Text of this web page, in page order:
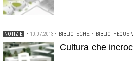
NOTIZIE • 10.07.2013 • BIBLIOTECHE • BIBLIOTHEQUE
Cultura che